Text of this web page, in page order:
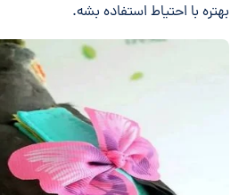
بهتره با احتیاط استفاده بشه.